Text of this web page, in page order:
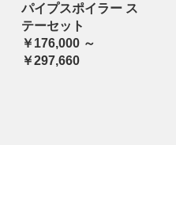
パイプスポイラー ス
テーセット
￥176,000 ～
￥297,660